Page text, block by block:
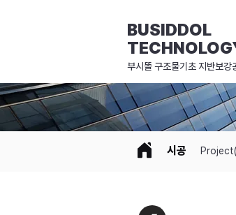
BUSIDDOL
부시똘 구조물기초 지반보강
시공